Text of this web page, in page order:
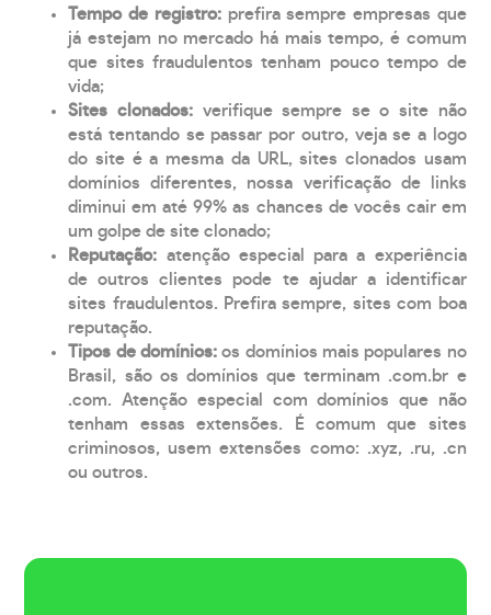
Tempo de registro: prefira sempre empresas que
já estejam no mercado há mais tempo, é comum
que sites fraudulentos tenham pouco tempo de
vida;
Sites clonados: verifique sempre se o site não
está tentando se passar por outro, veja se a logo
do site é a mesma da URL, sites clonados usam
domínios diferentes, nossa verificação de links
diminui em até 99% as chances de vocês cair em
um golpe de site clonado;
Reputação: atenção especial para a experiência
de outros clientes pode te ajudar a identificar
sites fraudulentos. Prefira sempre, sites com boa
reputação.
Tipos de domínios:os domínios mais populares no
Brasil, são os domínios que terminam .com.br e
.com. Atenção especial com domínios que não
tenham essas extensões. É comum que sites
criminosos, usem extensões como: .xyz, .ru, .cn
ou outros.